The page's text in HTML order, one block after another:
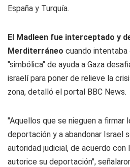
España y Turquía.
El Madleen fue interceptado y
Merditerráneo cuando intentaba
"simbólica" de ayuda a Gaza
israelí para poner de relieve la
zona, detalló el portal BBC News.
"Aquellos que se nieguen a firmar
deportación y a abandonar Israel
autoridad judicial, de acuerdo con
autorice su deportación",